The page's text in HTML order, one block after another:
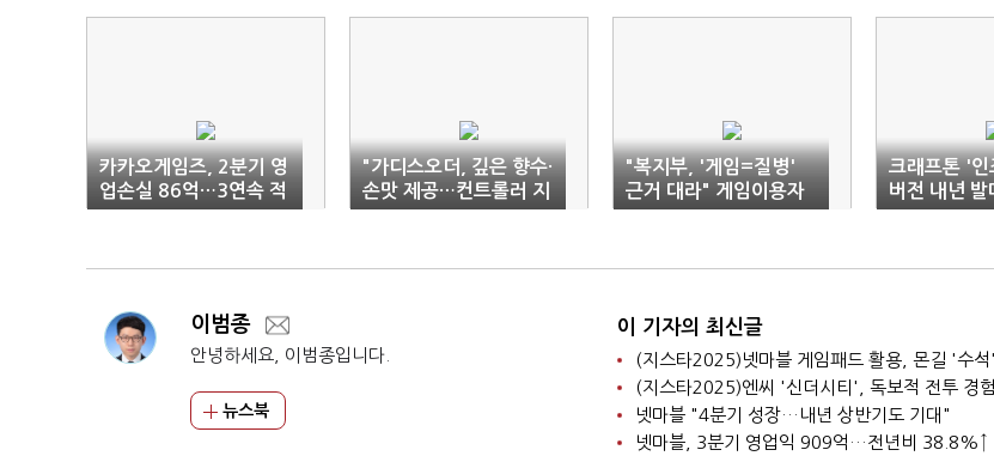
카카오게임즈, 2분기 영
업손실 86억…3연속 적
자
"가디스오더, 깊은 향수·
손맛 제공…컨트롤러 지
원 미정"
"복지부, '게임=질병'
근거 대라" 게임이용자
협회 1인 시위
크래프톤 '
버전 내년 발
이범종
안녕하세요, 이범종입니다.
뉴스북
이 기자의 최신글
(지스타2025)넷마블 게임패드 활용, 몬길 '수
(지스타2025)엔씨 '신더시티', 독보적 전투 경
넷마블 "4분기 성장…내년 상반기도 기대"
넷마블, 3분기 영업익 909억…전년비 38.8%↑